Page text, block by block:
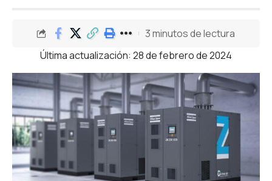
Última actualización: 28 de febrero de 2024
3 minutos de lectura